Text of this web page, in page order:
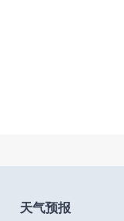
天气预报